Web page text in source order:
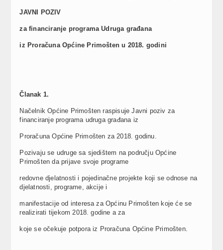
JAVNI POZIV
za financiranje programa Udruga građana
iz Proračuna Općine Primošten u 2018. godini
Č lanak 1.
Načelnik Općine Primošten raspisuje Javni poziv za
financiranje programa udruga građana iz
Proračuna Općine Primošten za 2018. godinu.
Pozivaju se udruge sa sjedištem na području Općine
Primošten da prijave svoje programe
redovne djelatnosti i pojedinačne projekte koji se odnose na
djelatnosti, programe, akcije i
manifestacije od interesa za Općinu Primošten koje će se
realizirati tijekom 2018. godine a za
koje se očekuje potpora iz Proračuna Općine Primošten.